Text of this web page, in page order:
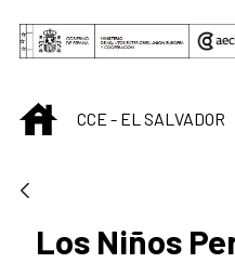
Saltar al contenido
INICIOCCE - EL SALVADOR
Los Niños